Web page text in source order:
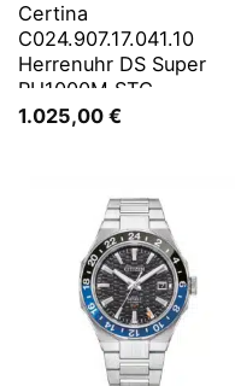
Certina
C024.907.17.041.10
Herrenuhr DS Super
PH1000M STC
1.025,00 €